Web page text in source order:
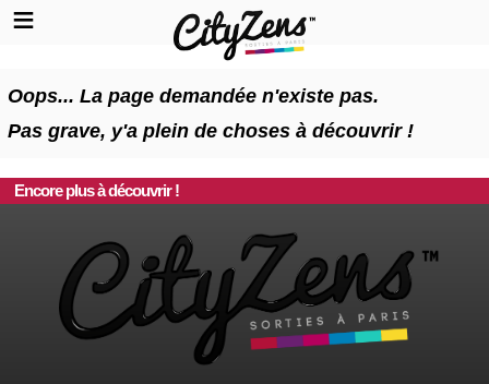
Oops... La page demandée n'existe pas.
Pas grave, y'a plein de choses à découvrir !
Encore plus à découvrir !